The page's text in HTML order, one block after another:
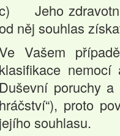
Jeho zdravotní
něj souhlas
Vašem
klasifikace
Duševní poruchy a
hráčství“), proto
jejího souhlasu.